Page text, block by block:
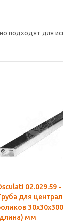
подходят для
02.029.59 -
для
30x30x300
мм